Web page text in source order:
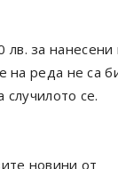
лв. за
на реда не са
се.
новини от